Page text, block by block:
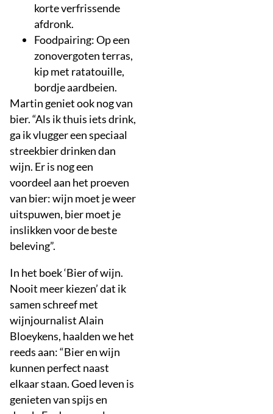
korte verfrissende
afdronk.
Foodpairing: Op een
zonovergoten terras,
kip met ratatouille,
bordje aardbeien.
Martin geniet ook nog van
bier. “Als ik thuis iets drink,
ga ik vlugger een speciaal
streekbier drinken dan
wijn. Er is nog een
voordeel aan het proeven
van bier: wijn moet je weer
uitspuwen, bier moet je
inslikken voor de beste
beleving”.
In het boek ‘Bier of wijn.
Nooit meer kiezen’ dat ik
samen schreef met
wijnjournalist Alain
Bloeykens, haalden we het
reeds aan: “Bier en wijn
kunnen perfect naast
elkaar staan. Goed leven is
genieten van spijs en